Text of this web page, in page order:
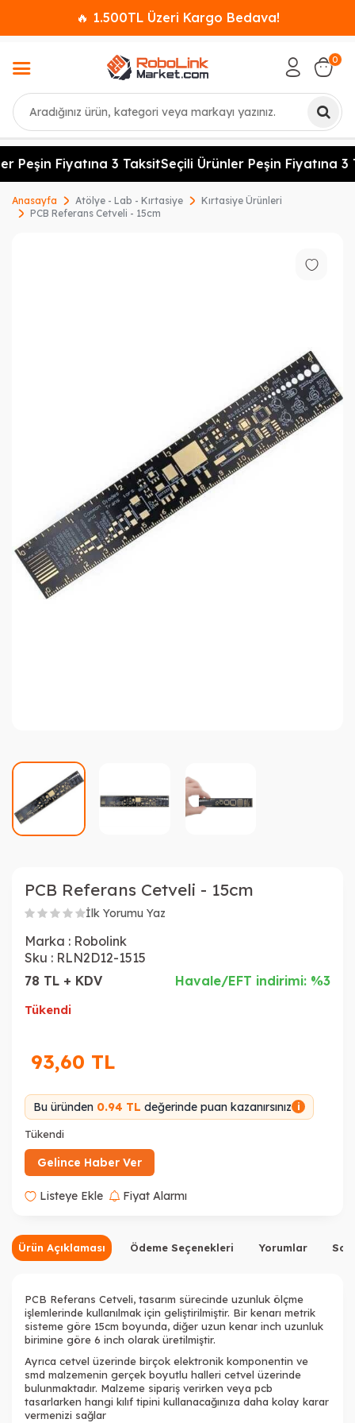
🔥 1.500TL Üzeri Kargo Bedava!
Ara
0
Peşin Fiyatına 3 TaksitSeçili Ürünler Peşin Fiyatına 3
Anasayfa Atölye - Lab - Kırtasiye
Kırtasiye Ürünleri
PCB Referans Cetveli - 15cm
PCB Referans Cetveli - 15cm
İlk Yorumu Yaz
Marka : Robolink
Sku : RLN2D12-1515
78 TL + KDV
Havale/EFT indirimi: %3
Tükendi
93,60 TL
Bu üründen 0.94 TL değerinde puan kazanırsınız i
Tükendi
Gelince Haber Ver
Listeye Ekle Fiyat Alarmı
Ürün Açıklaması Ödeme Seçenekleri Yorumlar
PCB Referans Cetveli, tasarım sürecinde uzunluk ölçme
işlemlerinde kullanılmak için geliştirilmiştir. Bir kenarı metrik
sisteme göre 15cm boyunda, diğer uzun kenar inch uzunluk
birimine göre 6 inch olarak üretilmiştir.
Ayrıca cetvel üzerinde birçok elektronik komponentin ve
smd malzemenin gerçek boyutlu halleri cetvel üzerinde
bulunmaktadır. Malzeme sipariş verirken veya pcb
tasarlarken hangi kılıf tipini kullanacağınıza daha kolay karar
vermenizi sağlar